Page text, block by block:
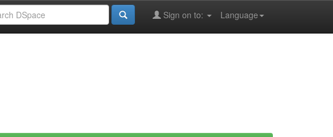
Language
Sign on to: